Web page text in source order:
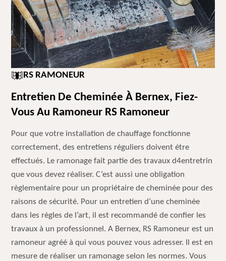
RS RAMONEUR
Entretien De Cheminée À Bernex, Fiez-
Vous Au Ramoneur RS Ramoneur
Pour que votre installation de chauffage fonctionne
correctement, des entretiens réguliers doivent étre
effectués. Le ramonage fait partie des travaux d4entretrin
que vous devez réaliser. C’est aussi une obligation
règlementaire pour un propriétaire de cheminée pour des
raisons de sécurité. Pour un entretien d’une cheminée
dans les règles de l’art, il est recommandé de confier les
travaux à un professionnel. A Bernex, RS Ramoneur est un
ramoneur agréé à qui vous pouvez vous adresser. Il est en
mesure de réaliser un ramonage selon les normes. Vous